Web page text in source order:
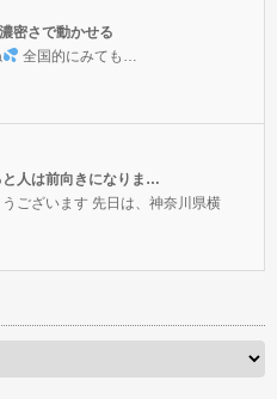
密さで動かせる
全国的にみても…
人は前向きになりま…
ございます 先日は、神奈川県横